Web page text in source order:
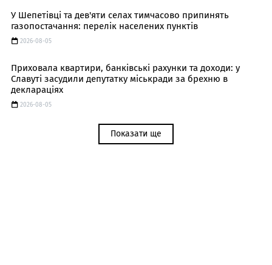
У Шепетівці та дев'яти селах тимчасово припинять
газопостачання: перелік населених пунктів
2026-08-05
Приховала квартири, банківські рахунки та доходи: у
Славуті засудили депутатку міськради за брехню в
деклараціях
2026-08-05
Показати ще